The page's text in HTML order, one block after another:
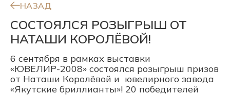
НАЗАД
СОСТОЯЛСЯ РОЗЫГРЫШ ОТ
НАТАШИ КОРОЛЁВОЙ!
6 сентября в рамках выставки
«ЮВЕЛИР-2008» состоялся розыгрыш призов
от Наташи Королёвой и ювелирного завода
«Якутские бриллианты»! 20 победителей